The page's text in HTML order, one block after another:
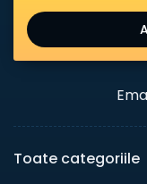
Toate categoriile